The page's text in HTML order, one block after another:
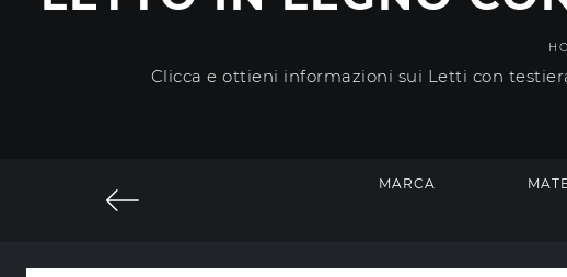
Clicca e ottieni informazioni sui Letti con
MARCA